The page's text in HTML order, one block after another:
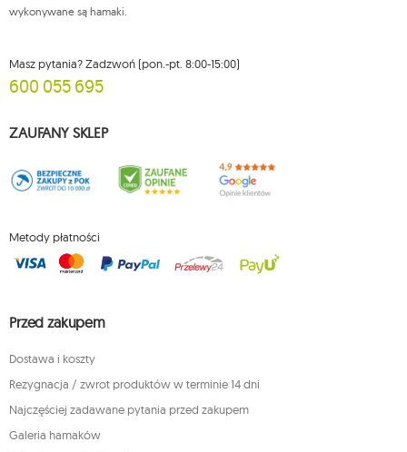
wykonywane są hamaki.
Masz pytania? Zadzwoń (pon.-pt. 8:00-15:00)
600 055 695
ZAUFANY SKLEP
Metody płatności
Przed zakupem
Dostawa i koszty
Rezygnacja / zwrot produktów w terminie 14 dni
Najczęściej zadawane pytania przed zakupem
Galeria hamaków